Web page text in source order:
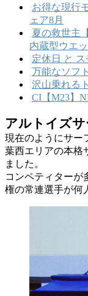
お得な現行
ェア8月
夏の救世主
内蔵型ウエ
定休日 と
万能なソフ
沢山乗れる
CI【M23】
アルトイズ
現在のようにサー
葉西エリアの本格
ました。
コンペティターが
権の常連選手が何